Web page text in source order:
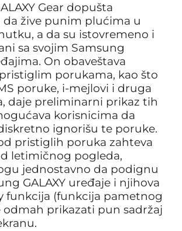
Gear dopušta
žive punim plućima u
a da su istovremeno i
sa svojim Samsung
On obaveštava
porukama, kao što
poruke, i-mejlovi i druga
daje preliminarni prikaz tih
korisnicima da
ignorišu te poruke.
pristiglih poruka zahteva
letimičnog pogleda,
jednostavno da podignu
GALAXY uređaje i njihova
funkcija (funkcija pametnog
odmah prikazati pun sadržaj